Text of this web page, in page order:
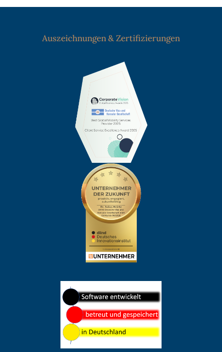
Auszeichnungen & Zertifizierungen